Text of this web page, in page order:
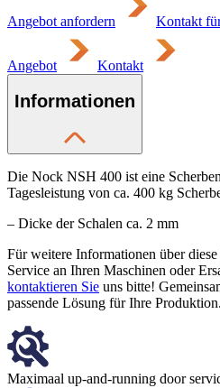
Angebot anfordern Kontakt
Angebot Kontakt
Informationen
Die Nock NSH 400 ist eine
Tagesleistung von ca. 400 kg
– Dicke der Schalen ca. 2 mm
Für weitere Informationen über
Service an Ihren Maschinen oder
kontaktieren Sie uns bitte!
passende Lösung für Ihre Produktion.
Maximaal up-and-running door